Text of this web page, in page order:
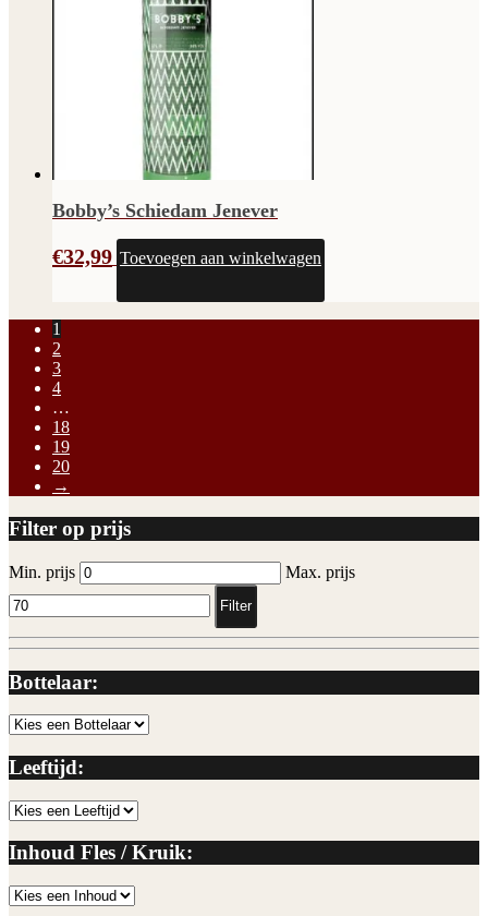
Bobby’s Schiedam Jenever
€32,99 Toevoegen aan winkelwagen
1
2
3
4
…
18
19
20
→
Filter op prijs
Min. prijs Max. prijs
Filter
Bottelaar:
Leeftijd:
Inhoud Fles / Kruik: